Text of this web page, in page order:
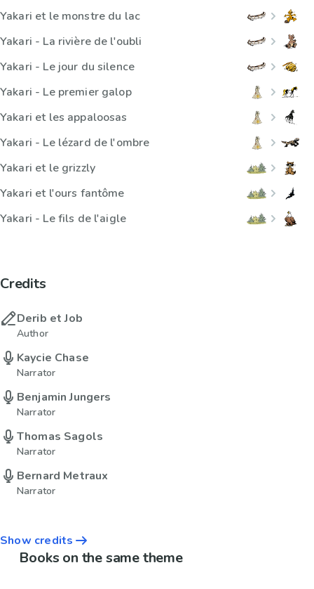
Yakari et le monstre du lac
Yakari - La rivière de l'oubli
Yakari - Le jour du silence
Yakari - Le premier galop
Yakari et les appaloosas
Yakari - Le lézard de l'ombre
Yakari et le grizzly
Yakari et l'ours fantôme
Yakari - Le fils de l'aigle
Credits
Derib et Job
Author
Kaycie Chase
Narrator
Benjamin Jungers
Narrator
Thomas Sagols
Narrator
Bernard Metraux
Narrator
Show credits
Books on the same theme